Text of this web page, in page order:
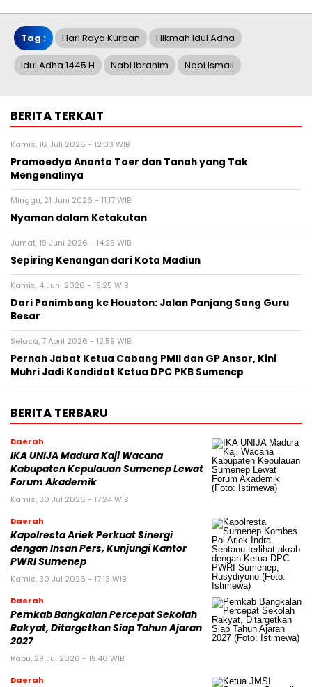
Tag : Hari Raya Kurban Hikmah Idul Adha
Idul Adha 1445 H Nabi Ibrahim Nabi Ismail
BERITA TERKAIT
Kamis, 16 Juli 2026 - 12:03 WIB
Pramoedya Ananta Toer dan Tanah yang Tak
Mengenalinya
Minggu, 21 Juni 2026 - 11:17 WIB
Nyaman dalam Ketakutan
Jumat, 19 Juni 2026 - 14:25 WIB
Sepiring Kenangan dari Kota Madiun
Kamis, 4 Juni 2026 - 19:25 WIB
Dari Panimbang ke Houston: Jalan Panjang Sang Guru
Besar
Selasa, 7 April 2026 - 12:59 WIB
Pernah Jabat Ketua Cabang PMII dan GP Ansor, Kini
Muhri Jadi Kandidat Ketua DPC PKB Sumenep
BERITA TERBARU
Daerah
IKA UNIJA Madura Kaji Wacana
Kabupaten Kepulauan Sumenep Lewat
Forum Akademik
Kamis, 30 Jul 2026 - 17:24 WIB
Daerah
Kapolresta Ariek Perkuat Sinergi
dengan Insan Pers, Kunjungi Kantor
PWRI Sumenep
Kamis, 30 Jul 2026 - 17:13 WIB
Daerah
Pemkab Bangkalan Percepat Sekolah
Rakyat, Ditargetkan Siap Tahun Ajaran
2027
Rabu, 29 Jul 2026 - 19:46 WIB
Daerah